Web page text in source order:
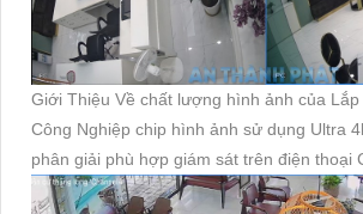
Giới Thiệu Về chất lượng hình ảnh của
Công Nghiệp chip hình ảnh sử dụng Ultra
phân giải phù hợp giám sát trên điện thoại